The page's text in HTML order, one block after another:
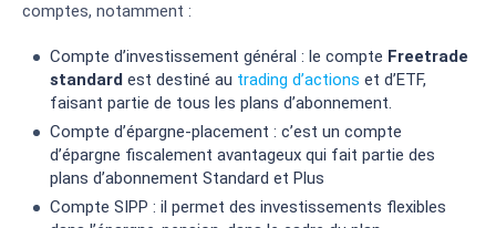
comptes, notamment :
Compte d’investissement général : le compte Freetrade
standard est destiné au trading d’actions et d’ETF,
faisant partie de tous les plans d’abonnement.
Compte d’épargne-placement : c’est un compte
d’épargne fiscalement avantageux qui fait partie des
plans d’abonnement Standard et Plus
Compte SIPP : il permet des investissements flexibles